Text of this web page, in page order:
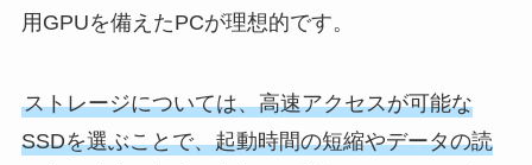
用GPUを備えたPCが理想的です。
ストレージについては、高速アクセスが可能な
SSDを選ぶことで、起動時間の短縮やデータの読